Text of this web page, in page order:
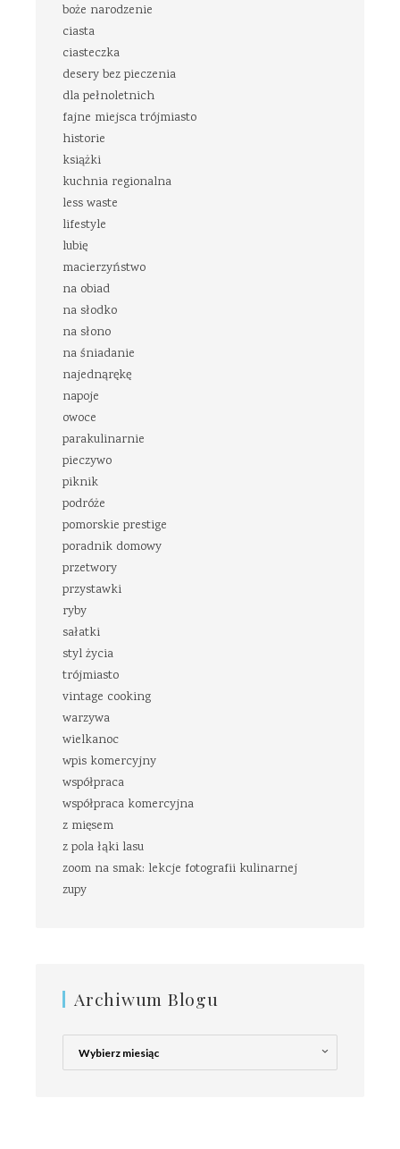
boże narodzenie
ciasta
ciasteczka
desery bez pieczenia
dla pełnoletnich
fajne miejsca trójmiasto
historie
książki
kuchnia regionalna
less waste
lifestyle
lubię
macierzyństwo
na obiad
na słodko
na słono
na śniadanie
najednąrękę
napoje
owoce
parakulinarnie
pieczywo
piknik
podróże
pomorskie prestige
poradnik domowy
przetwory
przystawki
ryby
sałatki
styl życia
trójmiasto
vintage cooking
warzywa
wielkanoc
wpis komercyjny
współpraca
współpraca komercyjna
z mięsem
z pola łąki lasu
zoom na smak: lekcje fotografii kulinarnej
zupy
Archiwum Blogu
Archiwum
Blogu